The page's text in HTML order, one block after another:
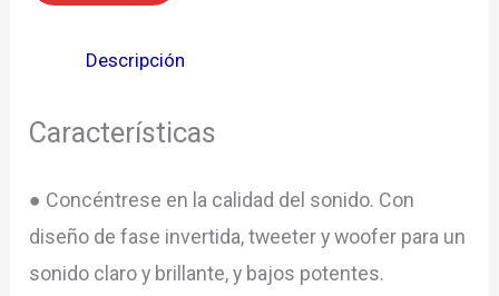
Descripción
Características
● Concéntrese en la calidad del sonido. Con
diseño de fase invertida, tweeter y woofer para un
sonido claro y brillante, y bajos potentes.